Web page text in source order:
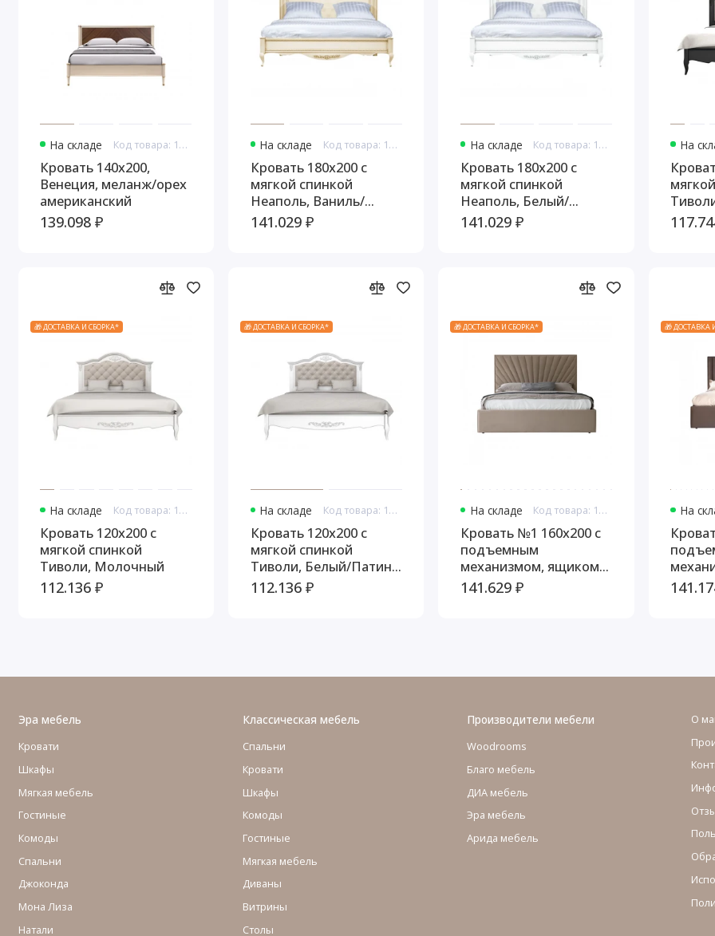
На складе Код товара: 10801
Кровать 140x200,
Венеция, меланж/орех
американский
139.098 ₽
На складе Код товара: 10925
Кровать 180x200 с
мягкой спинкой
Неаполь, Ваниль/
Патина Золото без
141.029 ₽
На складе Код товара: 10927
Кровать 180x200 с
мягкой спинкой
Неаполь, Белый/
Патина Серебро без
141.029 ₽
На
🎁 ДОСТАВКА И СБОРКА*
На складе Код товара: 10978
Кровать 120x200 с
мягкой спинкой
Тиволи, Молочный
112.136 ₽
🎁 ДОСТАВКА И СБОРКА*
На складе Код товара: 10990
Кровать 120x200 с
мягкой спинкой
Тиволи, Белый/Патина
Серебро
112.136 ₽
🎁 ДОСТАВКА И СБОРКА*
На складе Код товара: 11023
Кровать №1 160x200 с
подъемным
механизмом, ящиком
для белья, Ницца
141.629 ₽
🎁 ДОСТАВКА
На
для
Эра мебель
Кровати
Шкафы
Мягкая мебель
Гостиные
Комоды
Cпальни
Джоконда
Мона Лиза
Натали
Классическая мебель
Спальни
Кровати
Шкафы
Комоды
Гостиные
Мягкая мебель
Диваны
Витрины
Столы
Производители мебели
Woodrooms
Благо мебель
ДИА мебель
Эра мебель
Арида мебель
О